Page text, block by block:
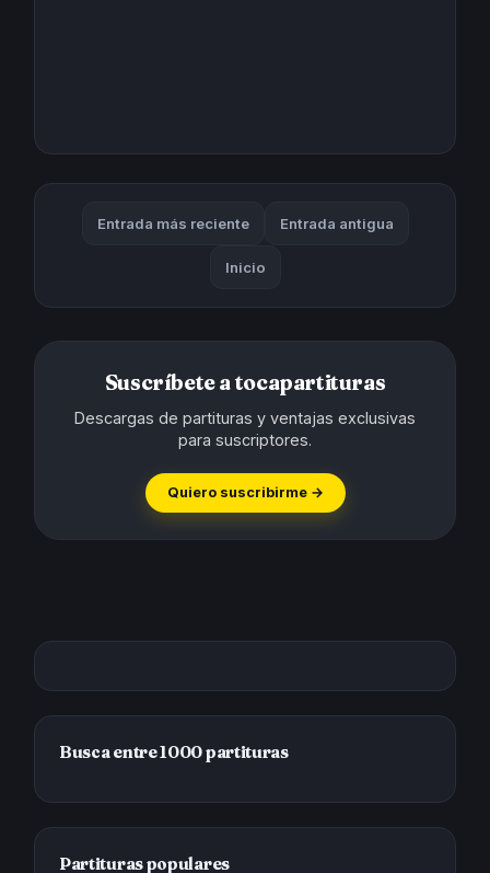
Entrada más reciente Entrada antigua
Inicio
Suscríbete a tocapartituras
Descargas de partituras y ventajas exclusivas
para suscriptores.
Quiero suscribirme →
Busca entre 1000 partituras
Partituras populares